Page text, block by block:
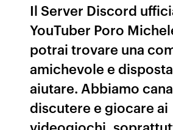
Il Server Discord
YouTuber Poro
potrai trovare una
amichevole e
aiutare. Abbiamo
discutere e giocare ai